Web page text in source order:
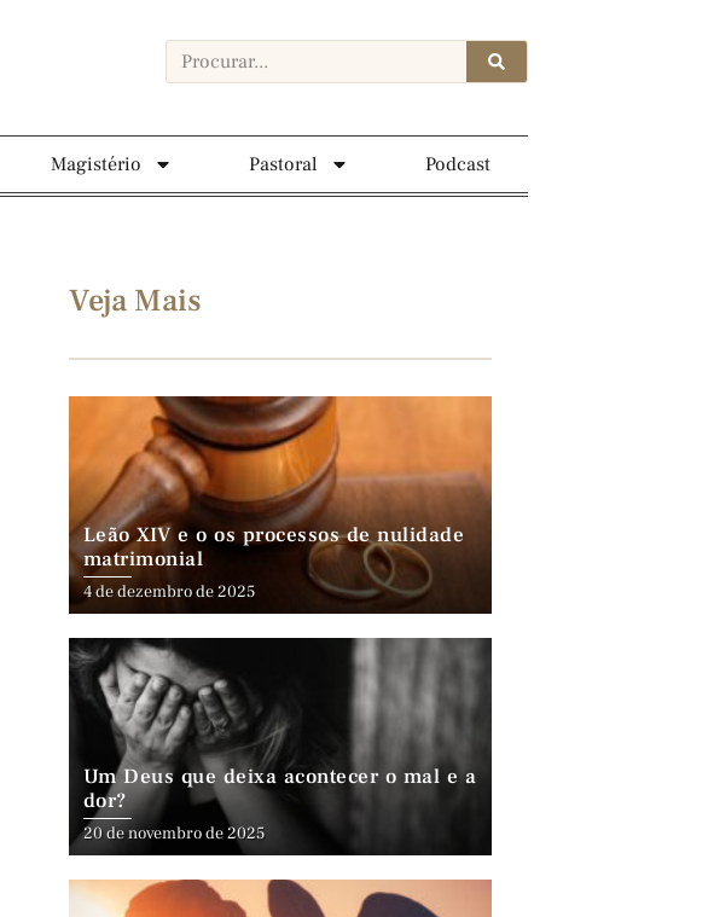
Magistério Pastoral Podcast
Veja Mais
Leão XIV e o os processos de nulidade
matrimonial
4 de dezembro de 2025
Um Deus que deixa acontecer o mal e a
dor?
20 de novembro de 2025